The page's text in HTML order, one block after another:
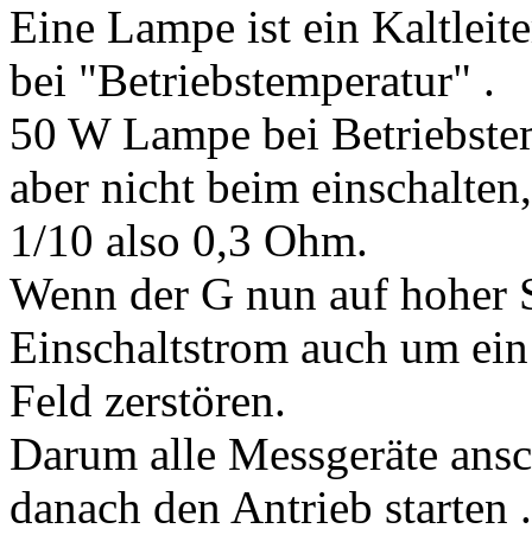
Eine Lampe ist ein
bei "Betriebstemperatur" .
50 W Lampe bei
aber nicht beim
1/10 also 0,3 Ohm.
Wenn der G nun auf hoher
Einschaltstrom auch um
Feld zerstören.
Darum alle Messgeräte
danach den Antrieb starten .